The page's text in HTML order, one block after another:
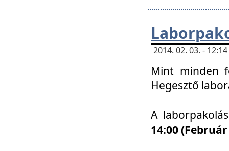
2014. 02. 03. -
Mint minden
Hegesztő
A
14:00